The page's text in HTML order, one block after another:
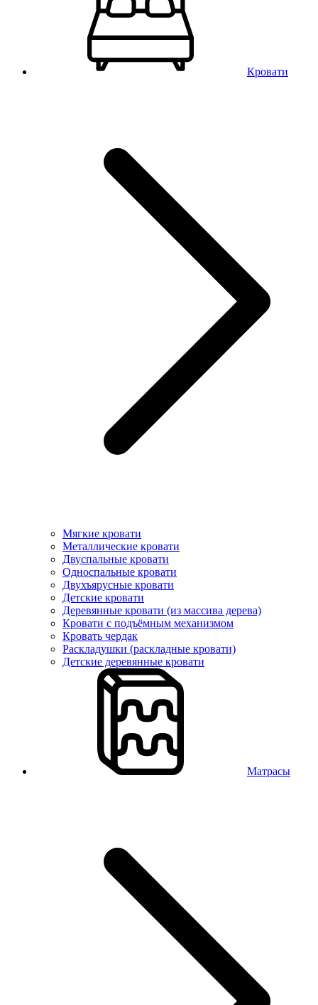
Кровати
Мягкие кровати
Металлические кровати
Двуспальные кровати
Односпальные кровати
Двухъярусные кровати
Детские кровати
Деревянные кровати (из массива дерева)
Кровати с подъёмным механизмом
Кровать чердак
Раскладушки (раскладные кровати)
Детские деревянные кровати
Матрасы